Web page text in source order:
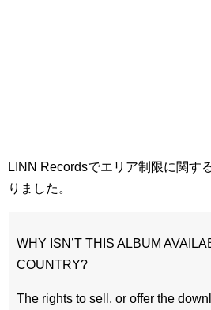
LINN Recordsでエリア制限に関す
りました。
WHY ISN’T THIS ALBUM
COUNTRY?
The rights to sell, or offer the